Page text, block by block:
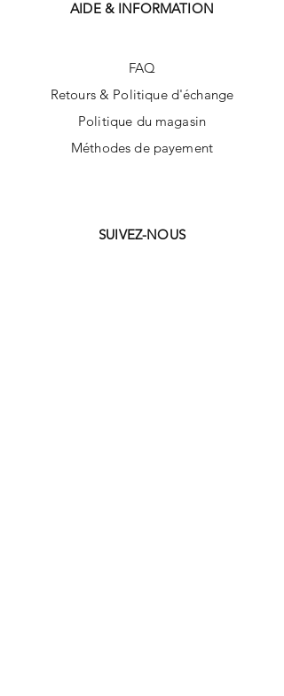
AIDE & INFORMATION
FAQ
Retours & Politique d'échange
Politique du magasin
Méthodes de payement
SUIVEZ-NOUS